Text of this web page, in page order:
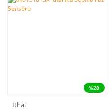
%28
İthal